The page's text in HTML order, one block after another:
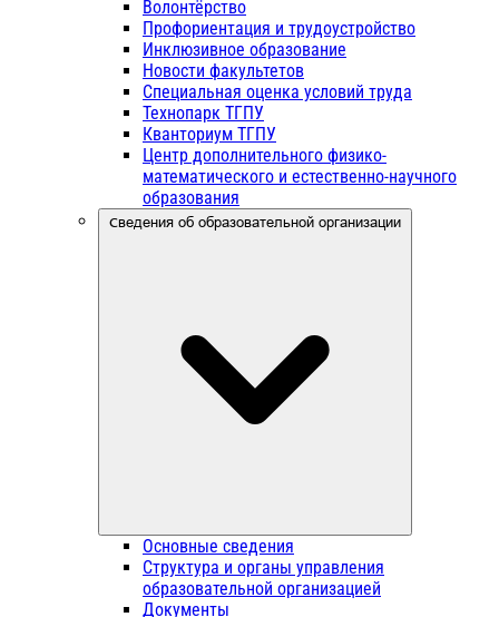
Волонтёрство
Профориентация и трудоустройство
Инклюзивное образование
Новости факультетов
Специальная оценка условий труда
Технопарк ТГПУ
Кванториум ТГПУ
Центр дополнительного физико-
математического и естественно-научного
образования
Сведения об образовательной организации
Основные сведения
Структура и органы управления
образовательной организацией
Документы